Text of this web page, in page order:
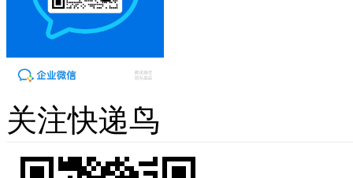
关注快递鸟